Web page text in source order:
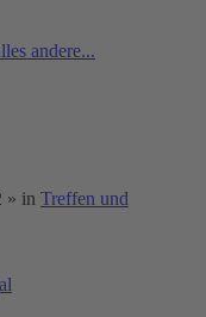
andere...
» in Treffen und